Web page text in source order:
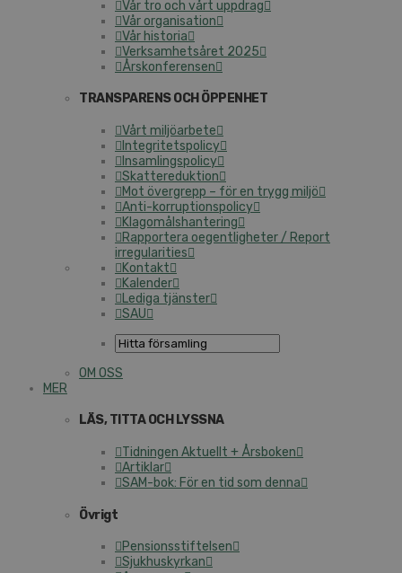
Vår tro och vårt uppdrag
Vår organisation
Vår historia
Verksamhetsåret 2025
Årskonferensen
TRANSPARENS OCH ÖPPENHET
Vårt miljöarbete
Integritetspolicy
Insamlingspolicy
Skattereduktion
Mot övergrepp – för en trygg miljö
Anti-korruptionspolicy
Klagomålshantering
Rapportera oegentligheter / Report
irregularities
Kontakt
Kalender
Lediga tjänster
SAU
OM OSS
MER
LÄS, TITTA OCH LYSSNA
Tidningen Aktuellt + Årsboken
Artiklar
SAM-bok: För en tid som denna
Övrigt
Pensionsstiftelsen
Sjukhuskyrkan